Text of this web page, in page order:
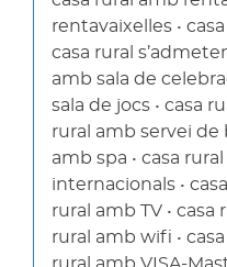
rentavaixelles •
casa rural
amb sala de
sala de jocs • casa
rural amb servei de
amb spa • casa
internacionals •
rural amb TV • casa
rural amb wifi •
rural amb VISA-